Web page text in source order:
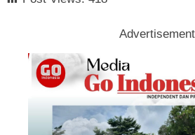
Advertisement